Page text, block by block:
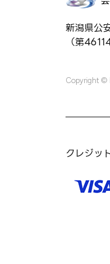
新潟県公
（第
Copyright ©
クレジッ